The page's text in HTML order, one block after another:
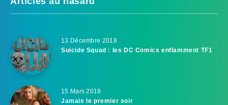
13 Décembre 2018
Suicide Squad : les DC Comics enflamment TF1
15 Mars 2019
Jamais le premier soir